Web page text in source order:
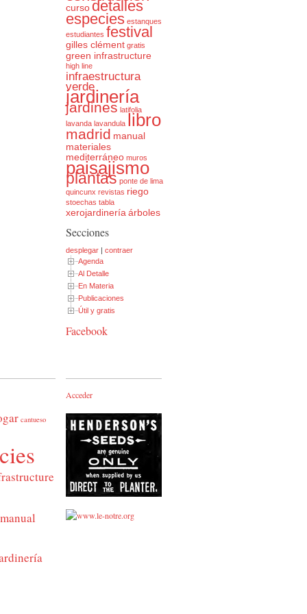
cursodetalles
especies estanques
estudiantes festival
gilles clément gratis
green infrastructure
high line
infraestructura
verde
jardinería
jardines latifolia
lavanda lavandula libro
madrid manual
materiales
mediterráneo muros
paisajismo
plantas ponte de lima
quincunx revistas riego
stoechas tabla
xerojardinería árboles
Secciones
desplegar | contraer
Agenda
Al Detalle
En Materia
Publicaciones
Útil y gratis
Facebook
cantueso
manual
Acceder